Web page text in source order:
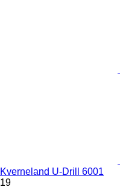
Kverneland U-Drill 6001
19